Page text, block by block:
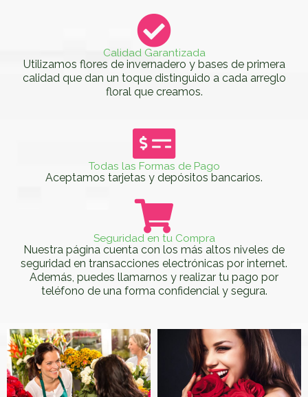
Calidad Garantizada
Utilizamos flores de invernadero y bases de primera
calidad que dan un toque distinguido a cada arreglo
floral que creamos.
Todas las Formas de Pago
Aceptamos tarjetas y depósitos bancarios.
Seguridad en tu Compra
Nuestra página cuenta con los más altos niveles de
seguridad en transacciones electrónicas por internet.
Además, puedes llamarnos y realizar tu pago por
teléfono de una forma confidencial y segura.